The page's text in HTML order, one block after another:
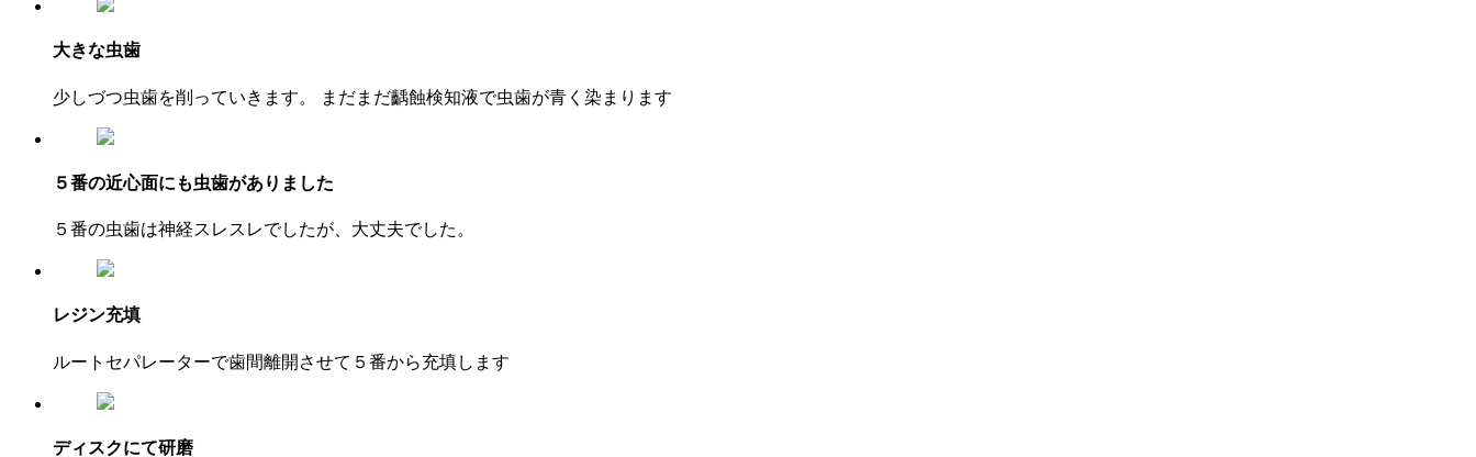
大きな虫歯
少しづつ虫歯を削っていきます。 まだまだ齲蝕検知液で虫歯が青く染まります
５番の近心面にも虫歯がありました
５番の虫歯は神経スレスレでしたが、大丈夫でした。
レジン充填
ルートセパレーターで歯間離開させて５番から充填します
ディスクにて研磨